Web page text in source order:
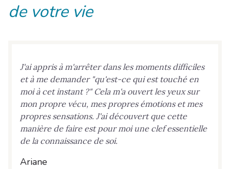
de votre vie
J'ai appris à m'arrêter dans les moments difficiles
et à me demander "qu'est-ce qui est touché en
moi à cet instant ?" Cela m'a ouvert les yeux sur
mon propre vécu, mes propres émotions et mes
propres sensations. J'ai découvert que cette
manière de faire est pour moi une clef essentielle
de la connaissance de soi.
Ariane